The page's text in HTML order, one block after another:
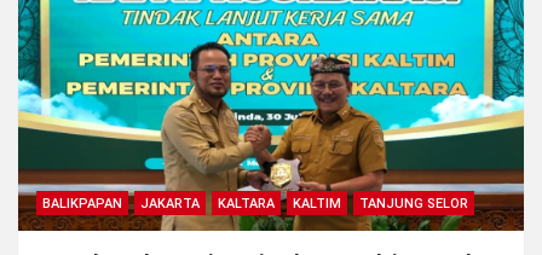
BALIKPAPAN JAKARTA KALTARA KALTIM TANJUNG SELOR